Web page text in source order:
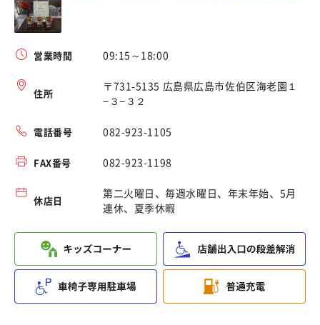
営業時間 09:15～18:00
住所
〒731-5135 広島県広島市佐伯区海老園１
−３−３２
電話番号 082-923-1105
FAX番号 082-923-1198
休店日
第二火曜日、毎週水曜日、年末年始、5月
連休、夏季休暇